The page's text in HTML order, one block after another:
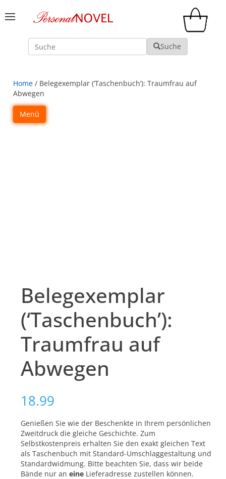
Suche Suche
Home / Belegexemplar (‘Taschenbuch’): Traumfrau auf
Abwegen
Menü
Belegexemplar
(‘Taschenbuch’):
Traumfrau auf
Abwegen
18.99
Genießen Sie wie der Beschenkte in Ihrem persönlichen
Zweitdruck die gleiche Geschichte. Zum
Selbstkostenpreis erhalten Sie den exakt gleichen Text
als Taschenbuch mit Standard-Umschlaggestaltung und
Standardwidmung. Bitte beachten Sie, dass wir beide
Bände nur aneine Lieferadresse zustellen können.